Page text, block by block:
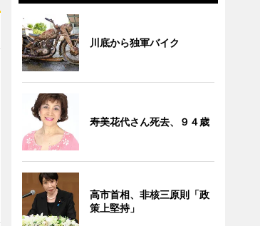
川底から独軍バイク
寿美花代さん死去、９４歳
高市首相、非核三原則「政
策上堅持」